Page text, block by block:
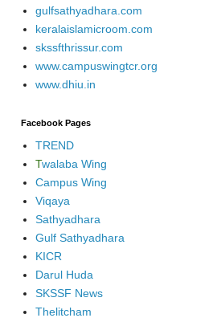
gulfsathyadhara.com
keralaislamicroom.com
skssfthrissur.com
www.campuswingtcr.org
www.dhiu.in
Facebook Pages
TREND
Twalaba Wing
Campus Wing
Viqaya
Sathyadhara
Gulf Sathyadhara
KICR
Darul Huda
SKSSF News
Thelitcham